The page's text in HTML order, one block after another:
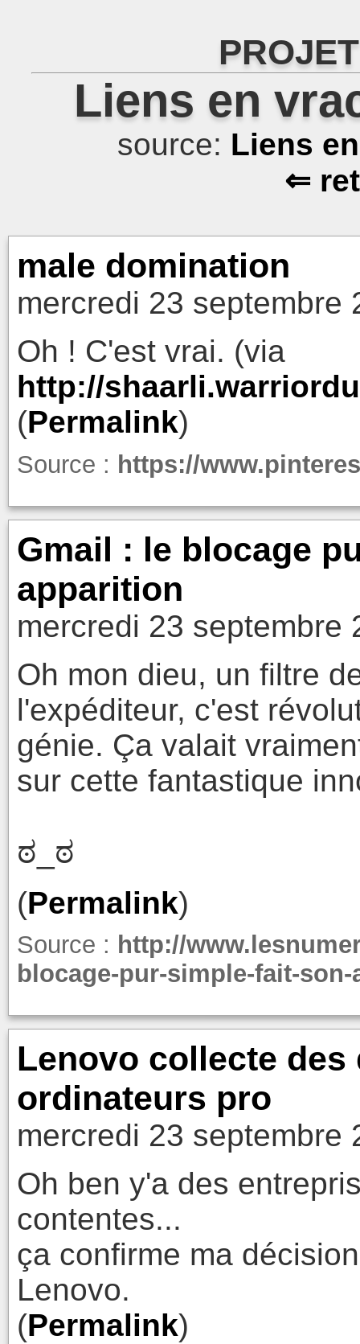
Liens en
source: Liens
⇐
male domination
mercredi 23 septembre
Oh ! C'est vrai. (via
http://
(Permalink)
Source : https://
Gmail : le blocage
apparition
mercredi 23 septembre
Oh mon dieu, un filtre
l'expéditeur, c'est
génie. Ça valait
sur cette fantastique
ಠ_ಠ
(Permalink)
Source : http://
blocage-pur-simple-fait-
Lenovo collecte des
ordinateurs pro
mercredi 23 septembre
Oh ben y'a des
contentes...
ça confirme ma
Lenovo.
(Permalink)